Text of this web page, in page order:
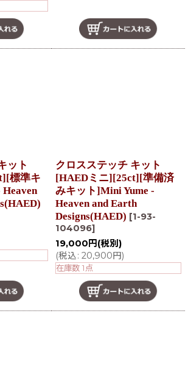
ット
標準キ
クロスステッチ キット
[HAEDミニ][25ct][準備済
みキット]Mini Yume -
Heaven and Earth
Designs(HAED) [1-93-
104096]
19,000 円 (税別)
(税込: 20,900円)
在庫数 1点